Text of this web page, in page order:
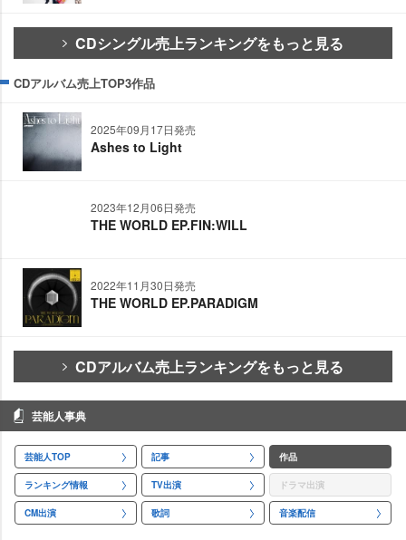
CDシングル売上ランキングをもっと見る
CDアルバム売上TOP3作品
2025年09月17日発売
Ashes to Light
2023年12月06日発売
THE WORLD EP.FIN:WILL
2022年11月30日発売
THE WORLD EP.PARADIGM
CDアルバム売上ランキングをもっと見る
芸能人事典
芸能人TOP 記事 作品
ランキング情報 TV出演 ドラマ出演
CM出演 歌詞 音楽配信